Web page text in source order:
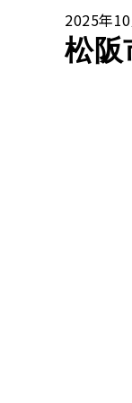
2025年
松